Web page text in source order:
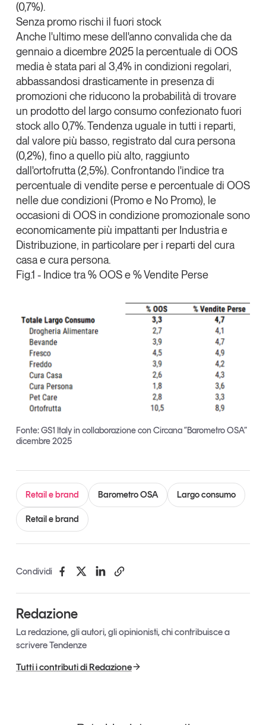
Tendenze è il magazine di GS1 Italy che racconta in
modo indipendente il cambiamento e le sfide del largo
consumo e dell’economia a professionisti e
consumatori
GS1 Italy GS1 Italy GS1 Italy
Tendenze
GS1 Italy
(0,7%).
Senza promo rischi il fuori stock
Anche l'ultimo mese dell'anno convalida cheda
gennaio a dicembre 2025la percentuale di OOS
media è stata pari al 3,4% in condizioni regolari,
abbassandosi drasticamentein presenza di
promozioni che riducono la probabilità di trovare
un prodotto del largo consumo confezionatofuori
stock allo 0,7%.Tendenza uguale in tutti i reparti,
dal valore più basso, registrato dal cura persona
(0,2%), fino a quello più alto, raggiunto
dall'ortofrutta (2,5%). Confrontando l'indice tra
percentuale di vendite perse e percentuale di OOS
nelle due condizioni (Promo e No Promo), le
occasioni di OOS in condizione promozionale sono
economicamente più impattanti per Industria e
Distribuzione, in particolare per i reparti del cura
casa e cura persona.
Fig.1 - Indice tra % OOS e % Vendite Perse
Fonte: GS1 Italy in collaborazione con Circana “Barometro OSA”
dicembre 2025
Retail e brand Barometro OSA Largo consumo
Retail e brand
Condividi
Redazione
La redazione, gli autori, gli opinionisti, chi contribuisce a
scrivere Tendenze
Tutti i contributi di Redazione